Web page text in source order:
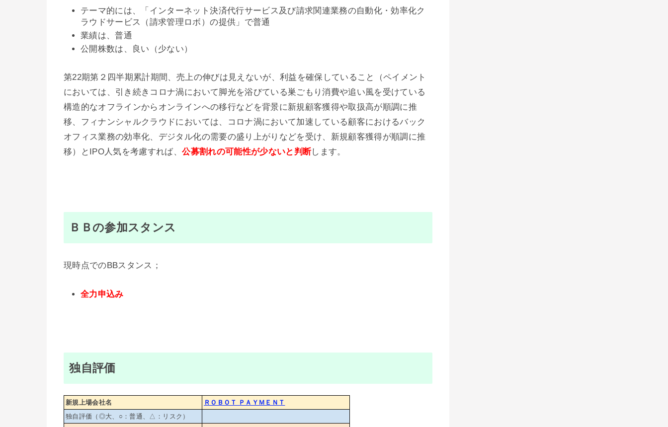
テーマ的には、「インターネット決済代行サービス及び請求関連業務の自動化・効率化ク
ラウドサービス（請求管理ロボ）の提供」で普通
業績は、普通
公開株数は、良い（少ない）
第22期第２四半期累計期間、売上の伸びは見えないが、利益を確保していること（ペイメント
においては、引き続きコロナ渦において脚光を浴びている巣ごもり消費や追い風を受けている
構造的なオフラインからオンラインへの移行などを背景に新規顧客獲得や取扱高が順調に推
移、フィナンシャルクラウドにおいては、コロナ渦において加速している顧客におけるバック
オフィス業務の効率化、デジタル化の需要の盛り上がりなどを受け、新規顧客獲得が順調に推
移）とIPO人気を考慮すれば、公募割れの可能性が少ないと判断します。
ＢＢの参加スタンス
現時点でのBBスタンス；
全力申込み
独自評価
新規上場会社名
ＲＯＢＯＴ ＰＡＹＭＥＮＴ
独自評価（◎大、○：普通、△：リスク）